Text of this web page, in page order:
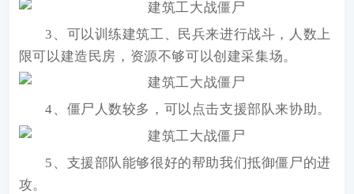
3、可以训练建筑工、民兵来进行战斗，人数上
限可以建造民房，资源不够可以创建采集场。
4、僵尸人数较多，可以点击支援部队来协助。
5、支援部队能够很好的帮助我们抵御僵尸的进
攻。